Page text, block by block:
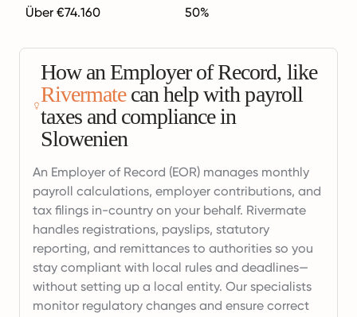
Über €74.160 50%
How an Employer of Record, like
Rivermatecan help with payroll
taxes and compliance in
Slowenien
An Employer of Record (EOR) manages monthly
payroll calculations, employer contributions, and
tax filings in-country on your behalf. Rivermate
handles registrations, payslips, statutory
reporting, and remittances to authorities so you
stay compliant with local rules and deadlines—
without setting up a local entity. Our specialists
monitor regulatory changes and ensure correct